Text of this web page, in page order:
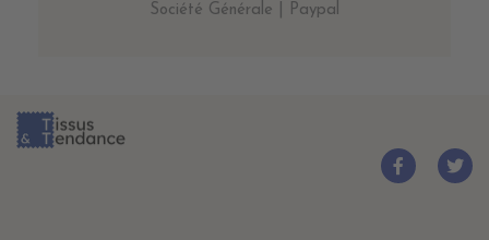
Société Générale | Paypal